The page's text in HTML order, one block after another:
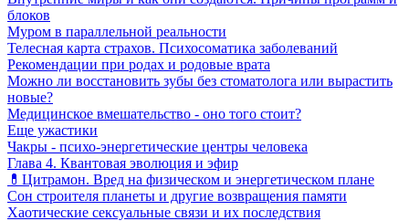
блоков
Муром в параллельной реальности
Телесная карта страхов. Психосоматика заболеваний
Рекомендации при родах и родовые врата
Можно ли восстановить зубы без стоматолога или вырастить
новые?
Медицинское вмешательство - оно того стоит?
Еще ужастики
Чакры - психо-энергетические центры человека
Глава 4. Квантовая эволюция и эфир
💊Цитрамон. Вред на физическом и энергетическом плане
Сон строителя планеты и другие возвращения памяти
Хаотические сексуальные связи и их последствия